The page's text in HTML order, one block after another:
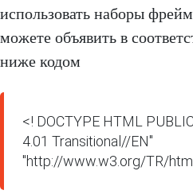
использовать наборы
можете объявить в
ниже кодом
<! DOCTYPE HTML
4.01 Transitional//EN"
"http://www.w3.org/TR/